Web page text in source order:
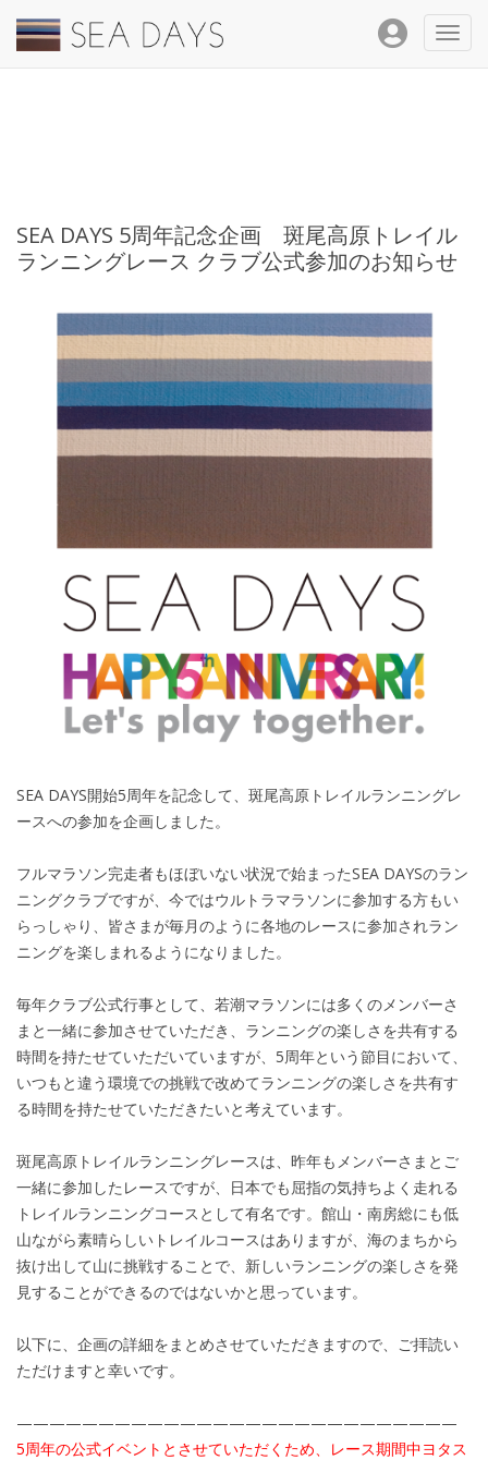
SEA DAYS 5周年記念企画 斑尾高原トレイル
ランニングレース クラブ公式参加のお知らせ
SEA DAYS開始5周年を記念して、斑尾高原トレイルランニングレ
ースへの参加を企画しました。
フルマラソン完走者もほぼいない状況で始まったSEA DAYSのラン
ニングクラブですが、今ではウルトラマラソンに参加する方もい
らっしゃり、皆さまが毎月のように各地のレースに参加されラン
ニングを楽しまれるようになりました。
毎年クラブ公式行事として、若潮マラソンには多くのメンバーさ
まと一緒に参加させていただき、ランニングの楽しさを共有する
時間を持たせていただいていますが、5周年という節目において、
いつもと違う環境での挑戦で改めてランニングの楽しさを共有す
る時間を持たせていただきたいと考えています。
斑尾高原トレイルランニングレースは、昨年もメンバーさまとご
一緒に参加したレースですが、日本でも屈指の気持ちよく走れる
トレイルランニングコースとして有名です。館山・南房総にも低
山ながら素晴らしいトレイルコースはありますが、海のまちから
抜け出して山に挑戦することで、新しいランニングの楽しさを発
見することができるのではないかと思っています。
以下に、企画の詳細をまとめさせていただきますので、ご拝読い
ただけますと幸いです。
———————————————————————————
5周年の公式イベントとさせていただくため、レース期間中ヨタス